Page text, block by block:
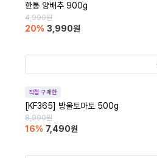
한통 양배추 900g
4,990원
20% 3,990원
직접 구매한
[KF365] 방울토마토 500g
8,990원
16% 7,490원